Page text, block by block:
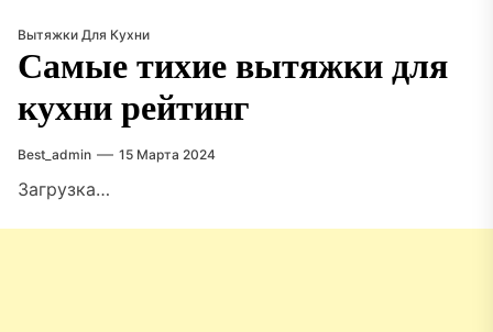
Вытяжки Для Кухни
Самые тихие вытяжки для
кухни рейтинг
Best_admin 15 Марта 2024
Загрузка…